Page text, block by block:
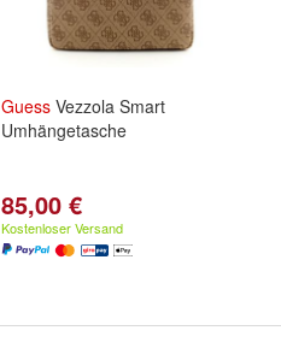
Guess Vezzola Smart
Umhängetasche
85,00 €
Kostenloser Versand